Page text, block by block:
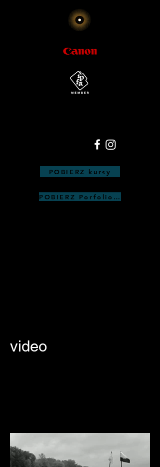
POBIERZ kursy
POBIERZ Porfolio Anna
video